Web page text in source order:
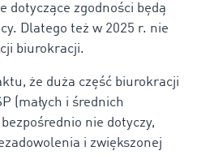
dotyczące zgodności będą
Dlatego też w 2025 r. nie
biurokracji.
że duża część biurokracji
(małych i średnich
nie dotyczy,
i zwiększonej